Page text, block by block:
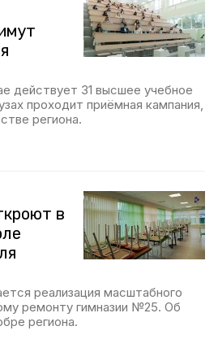
действует 31 высшее учебное
проходит приёмная кампания,
региона.
в
реализация масштабного
ремонту гимназии №25. Об
региона.